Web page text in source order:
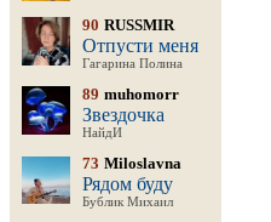
90 RUSSMIR
Отпусти меня
Гагарина Полина
89 muhomorr
Звездочка
НайдИ
73 Miloslavna
Рядом буду
Бублик Михаил